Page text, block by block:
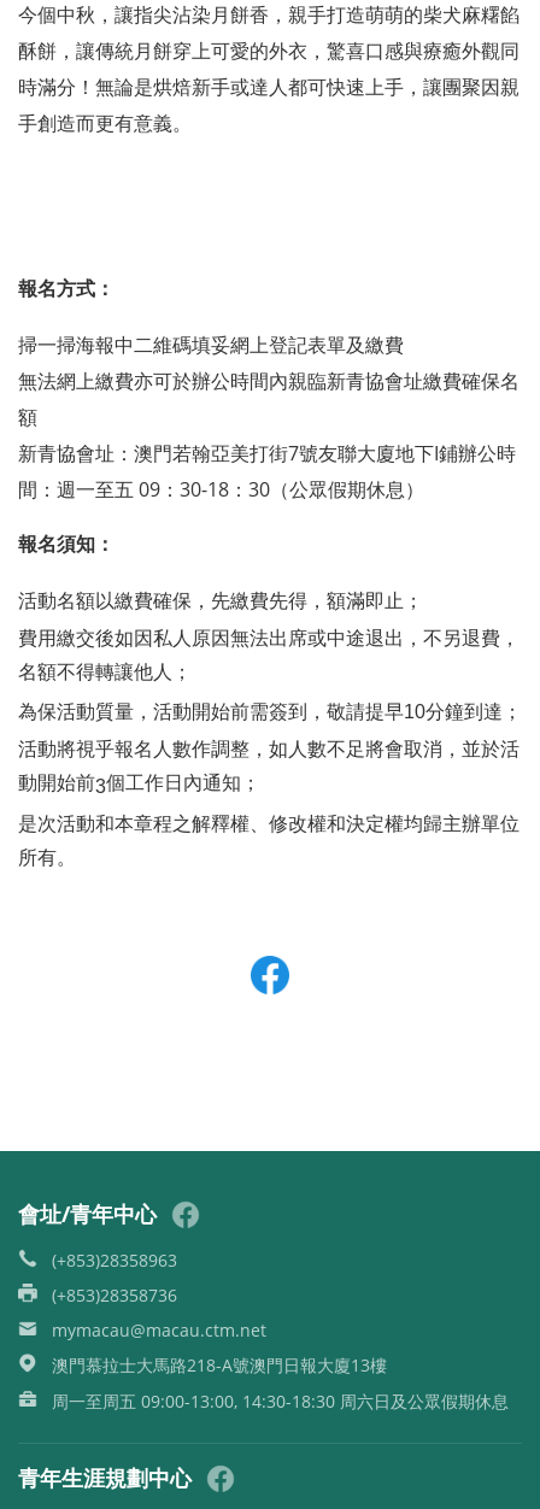
今個中秋，讓指尖沾染月餅香，親手打造萌萌的柴犬麻糬餡
酥餅，讓傳統月餅穿上可愛的外衣，驚喜口感與療癒外觀同
時滿分！無論是烘焙新手或達人都可快速上手，讓團聚因親
手創造而更有意義。
報名方式：
掃一掃海報中二維碼填妥網上登記表單及繳費
無法網上繳費亦可於辦公時間內親臨新青協會址繳費確保名
額
新青協會址：澳門若翰亞美打街7號友聯大廈地下I鋪辦公時
間：週一至五 09：30-18：30（公眾假期休息）
報名須知：
活動名額以繳費確保，先繳費先得，額滿即止；
費用繳交後如因私人原因無法出席或中途退出，不另退費，
名額不得轉讓他人；
為保活動質量，活動開始前需簽到，敬請提早10分鐘到達；
活動將視乎報名人數作調整，如人數不足將會取消，並於活
動開始前3個工作日內通知；
是次活動和本章程之解釋權、修改權和決定權均歸主辦單位
所有。
會址/青年中心
(+853)28358963
(+853)28358736
mymacau@macau.ctm.net
澳門慕拉士大馬路218-A號澳門日報大廈13樓
周一至周五 09:00-13:00, 14:30-18:30 周六日及公眾假期休息
青年生涯規劃中心